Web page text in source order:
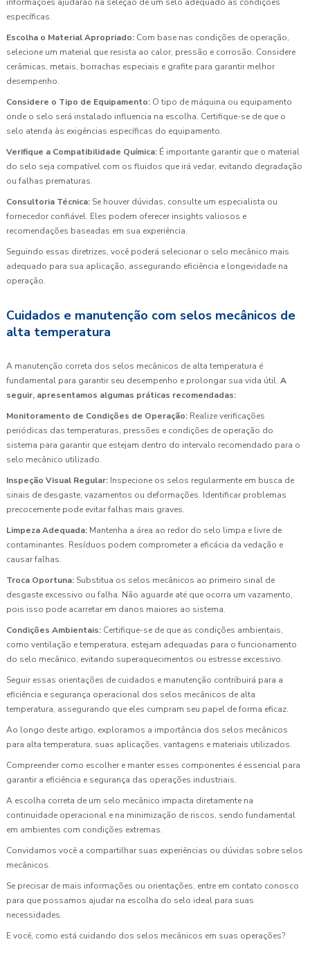
específicas.
Escolha o Material Apropriado: Com base nas condições de operação,
selecione um material que resista ao calor, pressão e corrosão. Considere
cerâmicas, metais, borrachas especiais e grafite para garantir melhor
desempenho.
Considere o Tipo de Equipamento: O tipo de máquina ou equipamento
onde o selo será instalado influencia na escolha. Certifique-se de que o
selo atenda às exigências específicas do equipamento.
Verifique a Compatibilidade Química: É importante garantir que o material
do selo seja compatível com os fluidos que irá vedar, evitando degradação
ou falhas prematuras.
Consultoria Técnica: Se houver dúvidas, consulte um especialista ou
fornecedor confiável. Eles podem oferecer insights valiosos e
recomendações baseadas em sua experiência.
Seguindo essas diretrizes, você poderá selecionar o selo mecânico mais
adequado para sua aplicação, assegurando eficiência e longevidade na
operação.
Cuidados e manutenção com selos mecânicos de
alta temperatura
A manutenção correta dos selos mecânicos de alta temperatura é
fundamental para garantir seu desempenho e prolongar sua vida útil. A
seguir, apresentamos algumas práticas recomendadas:
Monitoramento de Condições de Operação: Realize verificações
periódicas das temperaturas, pressões e condições de operação do
sistema para garantir que estejam dentro do intervalo recomendado para o
selo mecânico utilizado.
Inspeção Visual Regular: Inspecione os selos regularmente em busca de
sinais de desgaste, vazamentos ou deformações. Identificar problemas
precocemente pode evitar falhas mais graves.
Limpeza Adequada: Mantenha a área ao redor do selo limpa e livre de
contaminantes. Resíduos podem comprometer a eficácia da vedação e
causar falhas.
Troca Oportuna: Substitua os selos mecânicos ao primeiro sinal de
desgaste excessivo ou falha. Não aguarde até que ocorra um vazamento,
pois isso pode acarretar em danos maiores ao sistema.
Condições Ambientais: Certifique-se de que as condições ambientais,
como ventilação e temperatura, estejam adequadas para o funcionamento
do selo mecânico, evitando superaquecimentos ou estresse excessivo.
Seguir essas orientações de cuidados e manutenção contribuirá para a
eficiência e segurança operacional dos selos mecânicos de alta
temperatura, assegurando que eles cumpram seu papel de forma eficaz.
Ao longo deste artigo, exploramos a importância dos selos mecânicos
para alta temperatura, suas aplicações, vantagens e materiais utilizados.
Compreender como escolher e manter esses componentes é essencial para
garantir a eficiência e segurança das operações industriais.
A escolha correta de um selo mecânico impacta diretamente na
continuidade operacional e na minimização de riscos, sendo fundamental
em ambientes com condições extremas.
Convidamos você a compartilhar suas experiências ou dúvidas sobre selos
mecânicos.
Se precisar de mais informações ou orientações, entre em contato conosco
para que possamos ajudar na escolha do selo ideal para suas
necessidades.
E você, como está cuidando dos selos mecânicos em suas operações?